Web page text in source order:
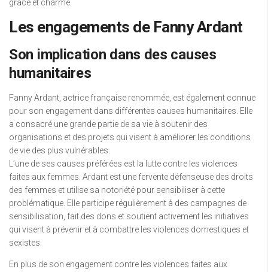
grâce et charme.
Les engagements de Fanny Ardant
Son implication dans des causes
humanitaires
Fanny Ardant, actrice française renommée, est également connue
pour son engagement dans différentes causes humanitaires. Elle
a consacré une grande partie de sa vie à soutenir des
organisations et des projets qui visent à améliorer les conditions
de vie des plus vulnérables.
L’une de ses causes préférées est la lutte contre les violences
faites aux femmes. Ardant est une fervente défenseuse des droits
des femmes et utilise sa notoriété pour sensibiliser à cette
problématique. Elle participe régulièrement à des campagnes de
sensibilisation, fait des dons et soutient activement les initiatives
qui visent à prévenir et à combattre les violences domestiques et
sexistes.
En plus de son engagement contre les violences faites aux